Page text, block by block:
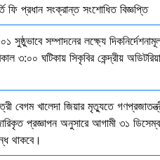
ফি প্রধান সংক্রান্ত সংশোধিত বিজ্ঞপ্তি
সুষ্ঠুভাবে সম্পাদনের লক্ষ্যে
৩:০০ ঘটিকায় সিকৃবির কেন্দ্রীয়
বেগম খালেদা জিয়ার মৃত্যুতে
প্রজ্ঞাপন অনুসারে আগামী ৩১
থাকবে।